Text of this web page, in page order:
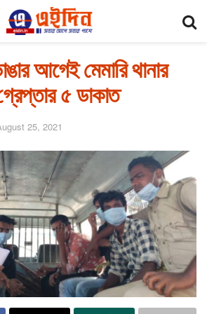
আগেই মেমারি থানার
৫ ডাকাত
25, 2021